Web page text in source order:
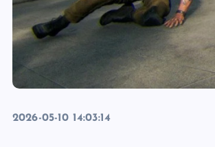
2026-05-10 14:03:14